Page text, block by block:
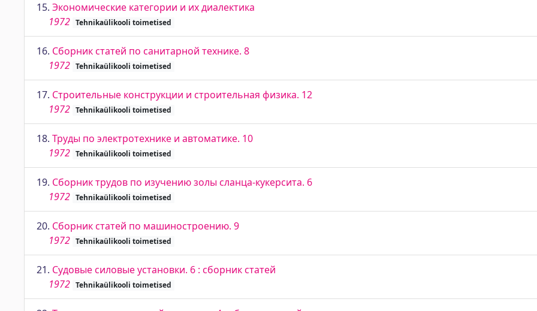
15. Экономические категории и их диалектика
1972 Tehnikaülikooli toimetised
16. Сборник статей по санитарной технике. 8
1972 Tehnikaülikooli toimetised
17. Строительные конструкции и строительная физика. 12
1972 Tehnikaülikooli toimetised
18. Труды по электротехнике и автоматике. 10
1972 Tehnikaülikooli toimetised
19. Сборник трудов по изучению золы сланца-кукерсита. 6
1972 Tehnikaülikooli toimetised
20. Сборник статей по машиностроению. 9
1972 Tehnikaülikooli toimetised
21. Судовые силовые установки. 6 : сборник статей
1972 Tehnikaülikooli toimetised